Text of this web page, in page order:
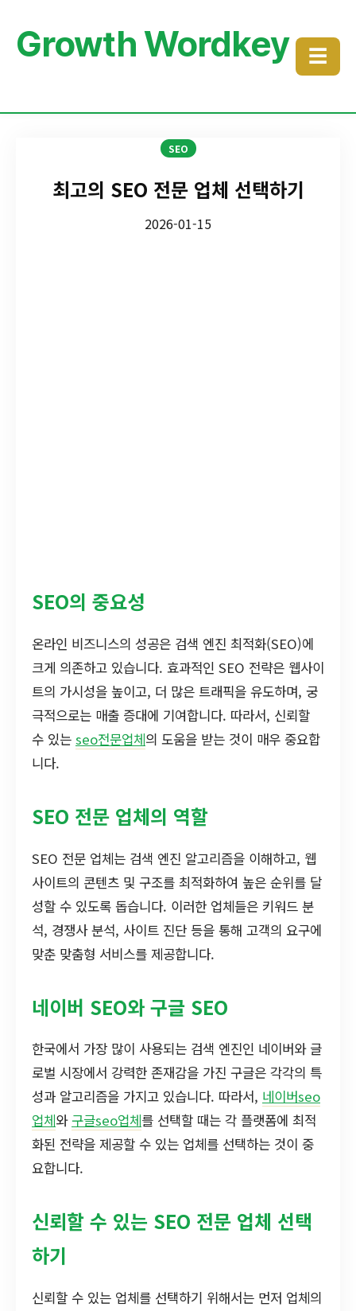
Growth Wordkey ☰
SEO
최고의 SEO 전문 업체 선택하기
2026-01-15
SEO의 중요성
온라인 비즈니스의 성공은 검색 엔진 최적화(SEO)에
크게 의존하고 있습니다. 효과적인 SEO 전략은 웹사이
트의 가시성을 높이고, 더 많은 트래픽을 유도하며, 궁
극적으로는 매출 증대에 기여합니다. 따라서, 신뢰할
수 있는 seo전문업체의 도움을 받는 것이 매우 중요합
니다.
SEO 전문 업체의 역할
SEO 전문 업체는 검색 엔진 알고리즘을 이해하고, 웹
사이트의 콘텐츠 및 구조를 최적화하여 높은 순위를 달
성할 수 있도록 돕습니다. 이러한 업체들은 키워드 분
석, 경쟁사 분석, 사이트 진단 등을 통해 고객의 요구에
맞춘 맞춤형 서비스를 제공합니다.
네이버 SEO와 구글 SEO
한국에서 가장 많이 사용되는 검색 엔진인 네이버와 글
로벌 시장에서 강력한 존재감을 가진 구글은 각각의 특
성과 알고리즘을 가지고 있습니다. 따라서, 네이버seo
업체와구글seo업체를 선택할 때는 각 플랫폼에 최적
화된 전략을 제공할 수 있는 업체를 선택하는 것이 중
요합니다.
신뢰할 수 있는 SEO 전문 업체 선택
하기
신뢰할 수 있는 업체를 선택하기 위해서는 먼저 업체의